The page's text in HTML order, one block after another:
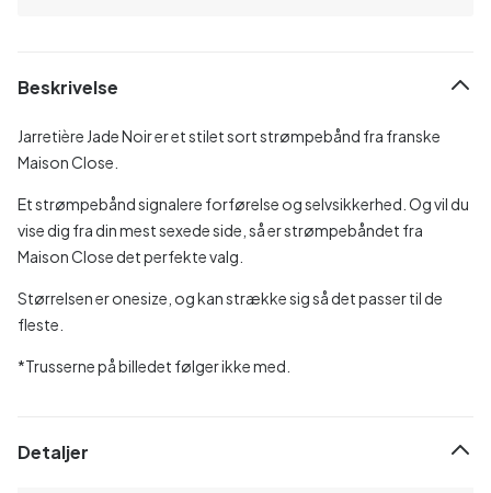
Beskrivelse
Jarretière Jade Noir er et stilet sort strømpebånd fra franske
Maison Close.
Et strømpebånd signalere forførelse og selvsikkerhed. Og vil du
vise dig fra din mest sexede side, så er strømpebåndet fra
Maison Close det perfekte valg.
Størrelsen er onesize, og kan strække sig så det passer til de
fleste.
*Trusserne på billedet følger ikke med.
Detaljer